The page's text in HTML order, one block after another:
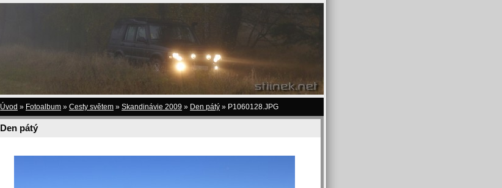
Úvod » Fotoalbum » Cesty světem » Skandinávie 2009 » Den pátý » P1060128.JPG
Den pátý